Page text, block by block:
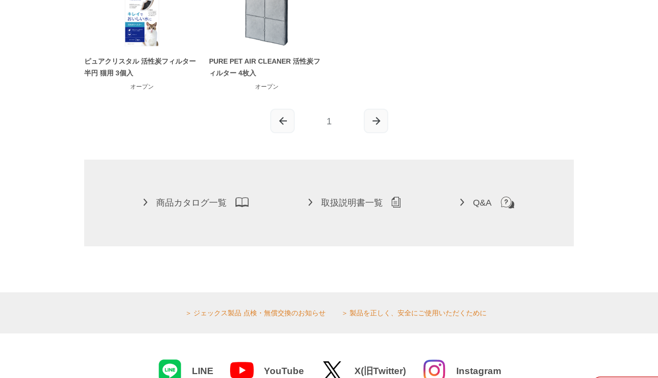
ピュアクリスタル 活性炭フィルター
半円 猫用 3個入
オープン
PURE PET AIR CLEANER 活性炭フ
ィルター 4枚入
オープン
1
商品カタログ一覧 取扱説明書一覧 Q&A
ジェックス製品 点検・無償交換のお知らせ 製品を正しく、安全にご使用いただくために
LINE YouTube X(旧Twitter) Instagram